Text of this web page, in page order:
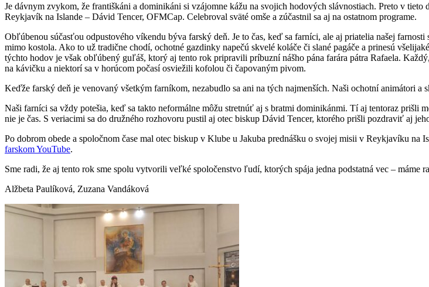
Je dávnym zvykom, že františkáni a dominikáni si vzájomne kážu na svojich hodových slávnostiach. Preto v
Reykjavík na Islande – Dávid Tencer, OFMCap. Celebroval sväté omše a zúčastnil sa aj na ostatnom programe.
Obľúbenou súčasťou odpustového víkendu býva farský deň. Je to čas, keď sa farníci, ale aj priatelia našej
mimo kostola. Ako to už tradične chodí, ochotné gazdinky napečú skvelé koláče či slané pagáče a prinesú
týchto hodov je však obľúbený guľáš, ktorý aj tento rok pripravili príbuzní nášho pána farára pátra Rafaela.
na kávičku a niektorí sa v horúcom počasí osviežili kofolou či čapovaným pivom.
Keďže farský deň je venovaný všetkým farníkom, nezabudlo sa ani na tých najmenších. Naši ochotní animátori
Naši farníci sa vždy potešia, keď sa takto neformálne môžu stretnúť aj s bratmi dominikánmi. Tí aj tentoraz prišli
nie je čas. S veriacimi sa do družného rozhovoru pustil aj otec biskup Dávid Tencer, ktorého prišli pozdraviť aj
Po dobrom obede a spoločnom čase mal otec biskup v Klube u Jakuba prednášku o svojej misii v Reykjavíku
farskom YouTube.
Sme radi, že aj tento rok sme spolu vytvorili veľké spoločenstvo ľudí, ktorých spája jedna podstatná vec – máme
Alžbeta Paulíková, Zuzana Vandáková